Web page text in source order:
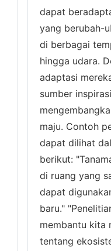
dapat
yang berubah-
di berbagai
hingga udara.
adaptasi
sumber
maju. Contoh
dapat dilihat
berikut:
di ruang yang
dapat
baru."
membantu kita
tentang